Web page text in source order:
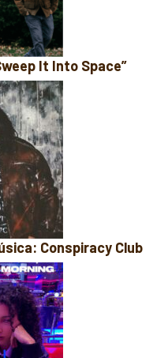
It Into Space”
Conspiracy Club